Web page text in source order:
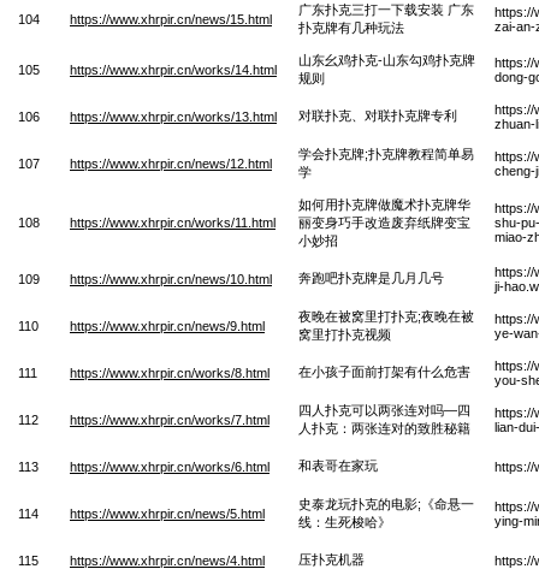
104 https://www.xhrpir.cn/news/15.html
广东扑克三打一下载安装 广东
扑克牌有几种玩法
https://
zai-an-
105 https://www.xhrpir.cn/works/14.html
山东幺鸡扑克-山东勾鸡扑克牌
规则
https://
dong-
106 https://www.xhrpir.cn/works/13.html 对联扑克、对联扑克牌专利
https://
zhuan-
107 https://www.xhrpir.cn/news/12.html
学会扑克牌;扑克牌教程简单易
学
https://
cheng-
108 https://www.xhrpir.cn/works/11.html
如何用扑克牌做魔术扑克牌华
丽变身巧手改造废弃纸牌变宝
小妙招
https://
shu-
miao-
109 https://www.xhrpir.cn/news/10.html 奔跑吧扑克牌是几月几号
https://
ji-
110 https://www.xhrpir.cn/news/9.html
夜晚在被窝里打扑克;夜晚在被
窝里打扑克视频
https://
ye-
111 https://www.xhrpir.cn/works/8.html 在小孩子面前打架有什么危害
https://
you-
112 https://www.xhrpir.cn/works/7.html
四人扑克可以两张连对吗—四
人扑克：两张连对的致胜秘籍
https://
lian-
113 https://www.xhrpir.cn/works/6.html 和表哥在家玩 https://
114 https://www.xhrpir.cn/news/5.html
史泰龙玩扑克的电影;《命悬一
线：生死梭哈》
https://
ying-
115 https://www.xhrpir.cn/news/4.html 压扑克机器 https://